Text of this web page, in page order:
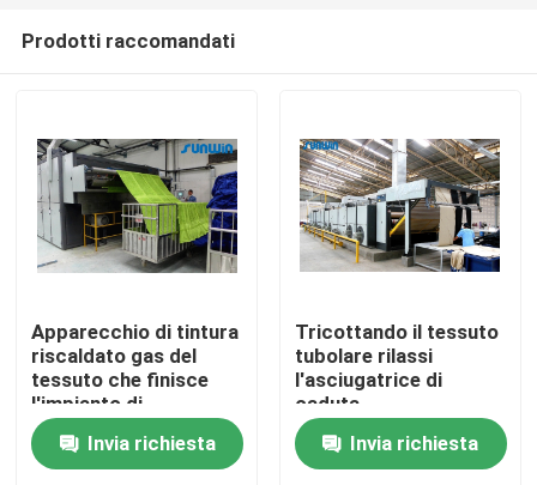
Chi siamo
Contatti
Prodotti raccomandati
Apparecchio di tintura
riscaldato gas del
tessuto che finisce
l'impianto di
essiccazione di
caduta di Stenter
Invia richiesta
Tricottando il tessuto
tubolare rilassi
l'asciugatrice di
caduta
Invia richiesta